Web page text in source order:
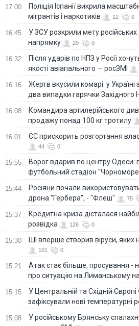
17:00
Поліція Іспанії викрила
мігрантів і наркотиків
12 0
16:45
У ЗСУ розкрили мету
напрямку
29 0
16:32
Після ударів по НПЗ у Росії
якості авіапального — росЗМІ
16:16
Жертв вкусили комарі: у Україні
два випадки гарячки Західного
16:08
Командира артилерійського
продажу понад 100 кг тротилу
16:01 ЄС прискорить розгортання
44 0
15:55
Ворог вдарив по центру
футбольний стадіон
15:44
Росіяни почали
дрона "Гербера", - "Флеш"
75
15:37
Кредитна криза дісталася
розвідка
126 0
15:30 ШІ вперше створив віруси, яких
101 0
15:21
Атак стає більше, просування -
про ситуацію на Лиманському
15:15
У Центральній та Східній
зафіксували нові температурні
15:08
У російському Брянську